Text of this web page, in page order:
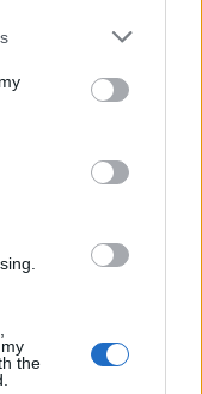
or more Google
You may click to
party tags to
in below Google
the
(és
hagytuk
kútnál, a Tisza
...